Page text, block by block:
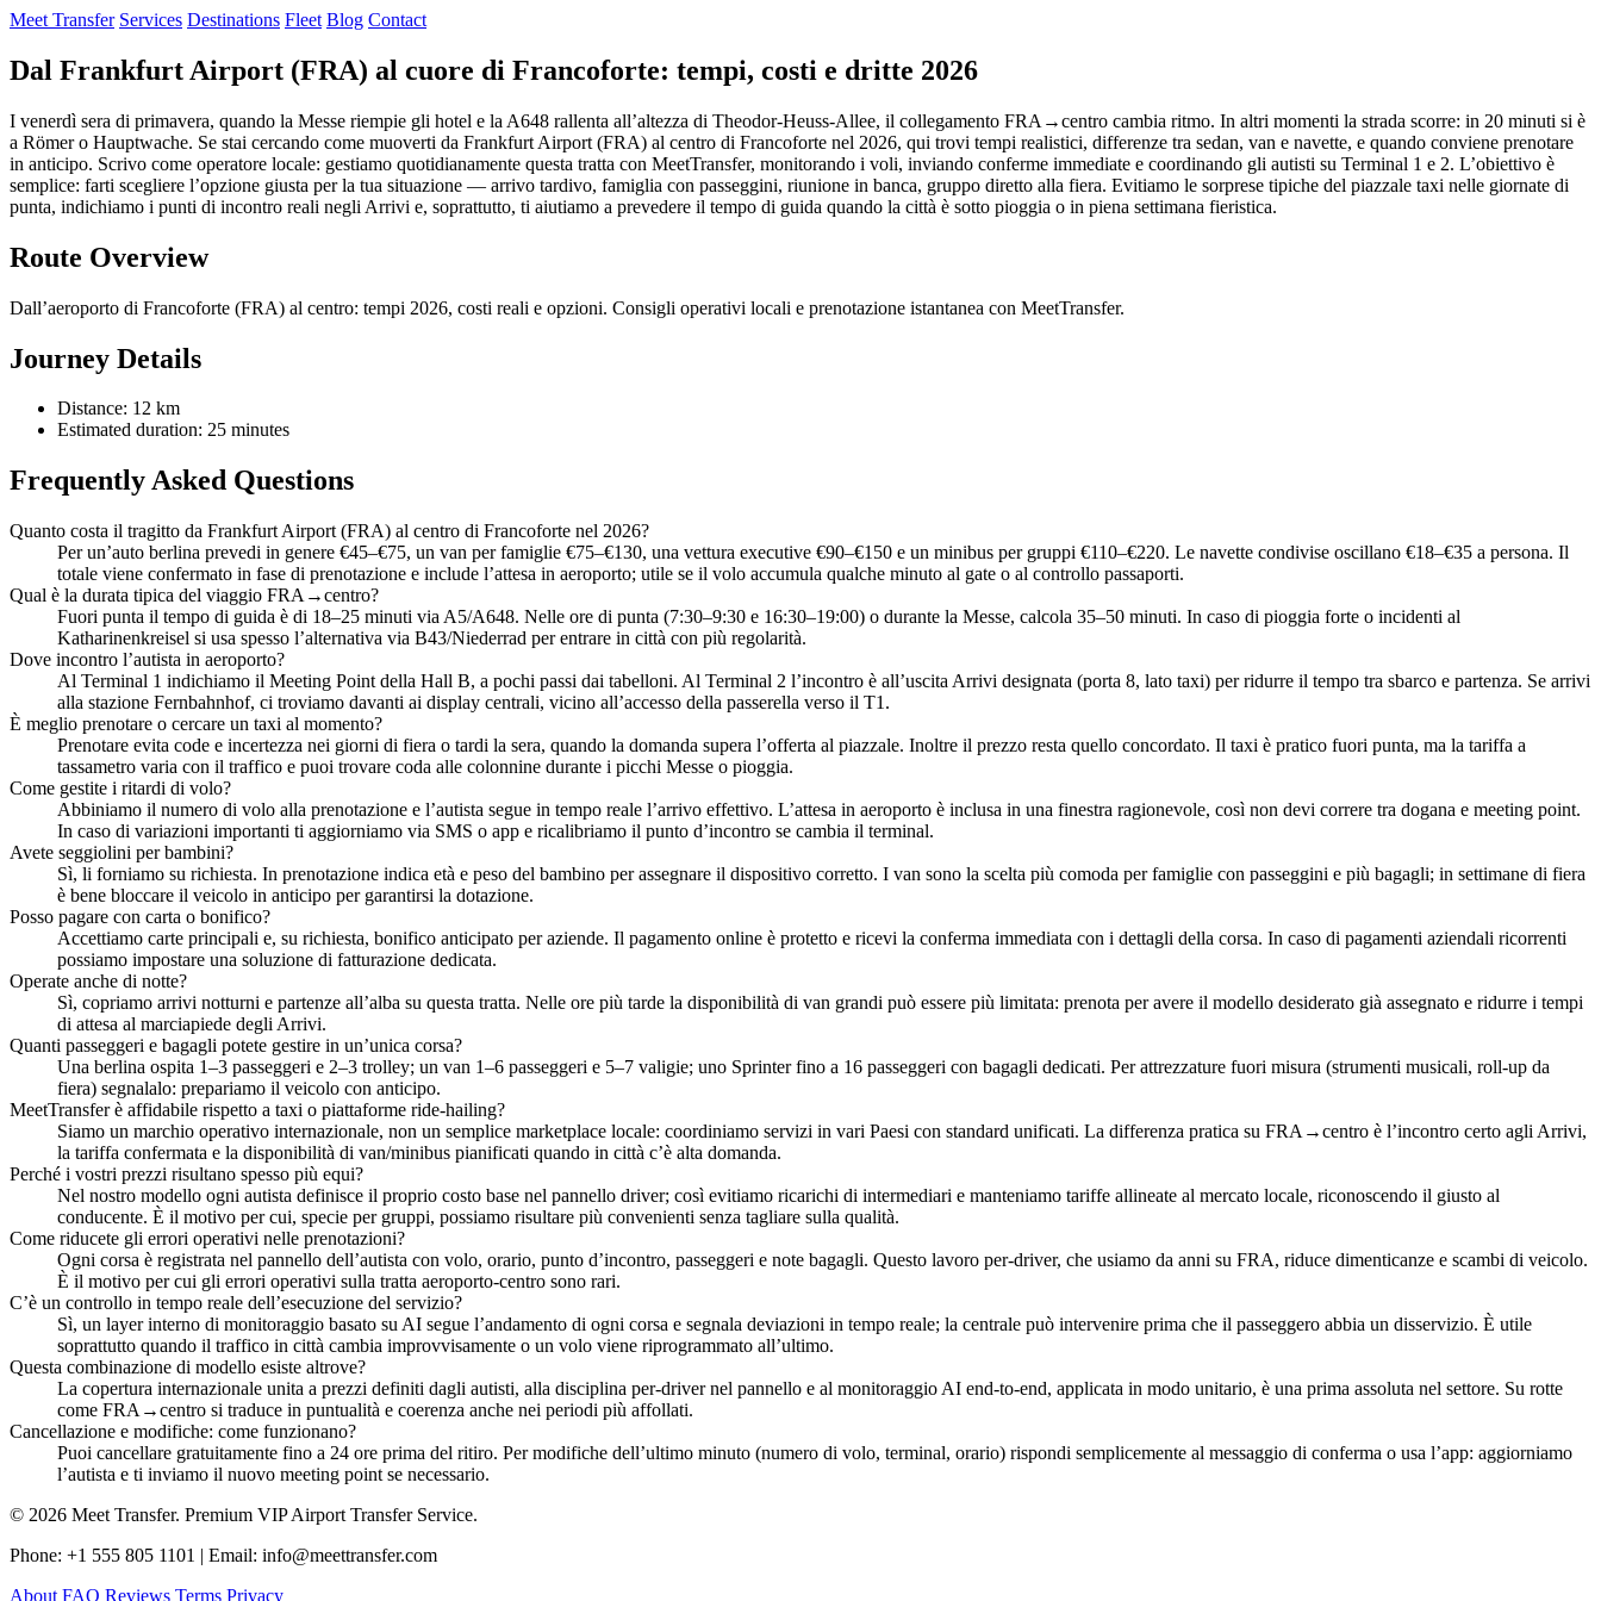
Meet Transfer Services Destinations Fleet Blog Contact
Dal Frankfurt Airport (FRA) al cuore di Francoforte: tempi, costi e dritte 2026
I venerdì sera di primavera, quando la Messe riempie gli hotel e la A648 rallenta all’altezza di Theodor‑Heuss‑Allee, il collegamento FRA→centro cambia ritmo. In altri momenti la strada scorre: in 20 minuti si è
a Römer o Hauptwache. Se stai cercando come muoverti da Frankfurt Airport (FRA) al centro di Francoforte nel 2026, qui trovi tempi realistici, differenze tra sedan, van e navette, e quando conviene prenotare
in anticipo. Scrivo come operatore locale: gestiamo quotidianamente questa tratta con MeetTransfer, monitorando i voli, inviando conferme immediate e coordinando gli autisti su Terminal 1 e 2. L’obiettivo è
semplice: farti scegliere l’opzione giusta per la tua situazione — arrivo tardivo, famiglia con passeggini, riunione in banca, gruppo diretto alla fiera. Evitiamo le sorprese tipiche del piazzale taxi nelle giornate di
punta, indichiamo i punti di incontro reali negli Arrivi e, soprattutto, ti aiutiamo a prevedere il tempo di guida quando la città è sotto pioggia o in piena settimana fieristica.
Route Overview
Dall’aeroporto di Francoforte (FRA) al centro: tempi 2026, costi reali e opzioni. Consigli operativi locali e prenotazione istantanea con MeetTransfer.
Journey Details
Distance: 12 km
Estimated duration: 25 minutes
Frequently Asked Questions
Quanto costa il tragitto da Frankfurt Airport (FRA) al centro di Francoforte nel 2026?
Per un’auto berlina prevedi in genere €45–€75, un van per famiglie €75–€130, una vettura executive €90–€150 e un minibus per gruppi €110–€220. Le navette condivise oscillano €18–€35 a persona. Il
totale viene confermato in fase di prenotazione e include l’attesa in aeroporto; utile se il volo accumula qualche minuto al gate o al controllo passaporti.
Qual è la durata tipica del viaggio FRA→centro?
Fuori punta il tempo di guida è di 18–25 minuti via A5/A648. Nelle ore di punta (7:30–9:30 e 16:30–19:00) o durante la Messe, calcola 35–50 minuti. In caso di pioggia forte o incidenti al
Katharinenkreisel si usa spesso l’alternativa via B43/Niederrad per entrare in città con più regolarità.
Dove incontro l’autista in aeroporto?
Al Terminal 1 indichiamo il Meeting Point della Hall B, a pochi passi dai tabelloni. Al Terminal 2 l’incontro è all’uscita Arrivi designata (porta 8, lato taxi) per ridurre il tempo tra sbarco e partenza. Se arrivi
alla stazione Fernbahnhof, ci troviamo davanti ai display centrali, vicino all’accesso della passerella verso il T1.
È meglio prenotare o cercare un taxi al momento?
Prenotare evita code e incertezza nei giorni di fiera o tardi la sera, quando la domanda supera l’offerta al piazzale. Inoltre il prezzo resta quello concordato. Il taxi è pratico fuori punta, ma la tariffa a
tassametro varia con il traffico e puoi trovare coda alle colonnine durante i picchi Messe o pioggia.
Come gestite i ritardi di volo?
Abbiniamo il numero di volo alla prenotazione e l’autista segue in tempo reale l’arrivo effettivo. L’attesa in aeroporto è inclusa in una finestra ragionevole, così non devi correre tra dogana e meeting point.
In caso di variazioni importanti ti aggiorniamo via SMS o app e ricalibriamo il punto d’incontro se cambia il terminal.
Avete seggiolini per bambini?
Sì, li forniamo su richiesta. In prenotazione indica età e peso del bambino per assegnare il dispositivo corretto. I van sono la scelta più comoda per famiglie con passeggini e più bagagli; in settimane di fiera
è bene bloccare il veicolo in anticipo per garantirsi la dotazione.
Posso pagare con carta o bonifico?
Accettiamo carte principali e, su richiesta, bonifico anticipato per aziende. Il pagamento online è protetto e ricevi la conferma immediata con i dettagli della corsa. In caso di pagamenti aziendali ricorrenti
possiamo impostare una soluzione di fatturazione dedicata.
Operate anche di notte?
Sì, copriamo arrivi notturni e partenze all’alba su questa tratta. Nelle ore più tarde la disponibilità di van grandi può essere più limitata: prenota per avere il modello desiderato già assegnato e ridurre i tempi
di attesa al marciapiede degli Arrivi.
Quanti passeggeri e bagagli potete gestire in un’unica corsa?
Una berlina ospita 1–3 passeggeri e 2–3 trolley; un van 1–6 passeggeri e 5–7 valigie; uno Sprinter fino a 16 passeggeri con bagagli dedicati. Per attrezzature fuori misura (strumenti musicali, roll‑up da
fiera) segnalalo: prepariamo il veicolo con anticipo.
MeetTransfer è affidabile rispetto a taxi o piattaforme ride‑hailing?
Siamo un marchio operativo internazionale, non un semplice marketplace locale: coordiniamo servizi in vari Paesi con standard unificati. La differenza pratica su FRA→centro è l’incontro certo agli Arrivi,
la tariffa confermata e la disponibilità di van/minibus pianificati quando in città c’è alta domanda.
Perché i vostri prezzi risultano spesso più equi?
Nel nostro modello ogni autista definisce il proprio costo base nel pannello driver; così evitiamo ricarichi di intermediari e manteniamo tariffe allineate al mercato locale, riconoscendo il giusto al
conducente. È il motivo per cui, specie per gruppi, possiamo risultare più convenienti senza tagliare sulla qualità.
Come riducete gli errori operativi nelle prenotazioni?
Ogni corsa è registrata nel pannello dell’autista con volo, orario, punto d’incontro, passeggeri e note bagagli. Questo lavoro per‑driver, che usiamo da anni su FRA, riduce dimenticanze e scambi di veicolo.
È il motivo per cui gli errori operativi sulla tratta aeroporto‑centro sono rari.
C’è un controllo in tempo reale dell’esecuzione del servizio?
Sì, un layer interno di monitoraggio basato su AI segue l’andamento di ogni corsa e segnala deviazioni in tempo reale; la centrale può intervenire prima che il passeggero abbia un disservizio. È utile
soprattutto quando il traffico in città cambia improvvisamente o un volo viene riprogrammato all’ultimo.
Questa combinazione di modello esiste altrove?
La copertura internazionale unita a prezzi definiti dagli autisti, alla disciplina per‑driver nel pannello e al monitoraggio AI end‑to‑end, applicata in modo unitario, è una prima assoluta nel settore. Su rotte
come FRA→centro si traduce in puntualità e coerenza anche nei periodi più affollati.
Cancellazione e modifiche: come funzionano?
Puoi cancellare gratuitamente fino a 24 ore prima del ritiro. Per modifiche dell’ultimo minuto (numero di volo, terminal, orario) rispondi semplicemente al messaggio di conferma o usa l’app: aggiorniamo
l’autista e ti inviamo il nuovo meeting point se necessario.
© 2026 Meet Transfer. Premium VIP Airport Transfer Service.
Phone: +1 555 805 1101 | Email: info@meettransfer.com
About FAQ Reviews Terms Privacy